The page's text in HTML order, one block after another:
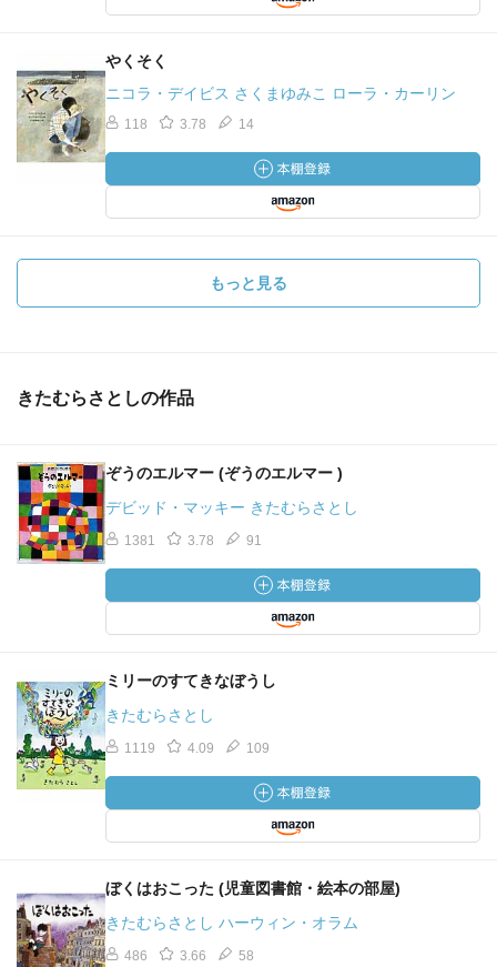
やくそく
ニコラ・デイビス さくまゆみこ ローラ・カーリン
118 3.78 14
もっと見る
きたむらさとしの作品
ぞうのエルマー (ぞうのエルマー )
デビッド・マッキー きたむらさとし
1381 3.78 91
ミリーのすてきなぼうし
きたむらさとし
1119 4.09 109
ぼくはおこった (児童図書館・絵本の部屋)
きたむらさとし ハーウィン・オラム
486 3.66 58